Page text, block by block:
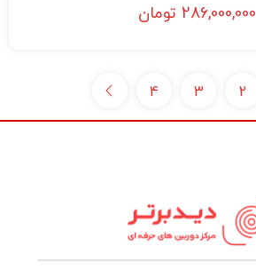
286,000,000 تومان
2
3
4